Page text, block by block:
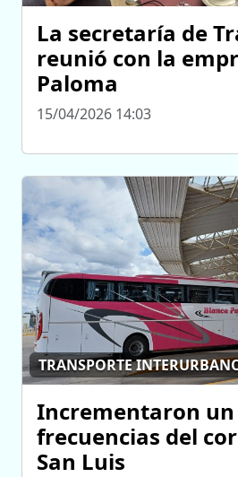
La secretaría de
reunió con la
Paloma
15/04/2026 14:03
TRANSPORTE
Incrementaron un
frecuencias del
San Luis